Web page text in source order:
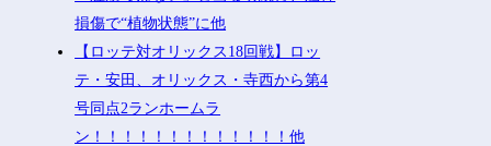
損傷で“植物状態”に他
【ロッテ対オリックス18回戦】ロッ
テ・安田、オリックス・寺西から第4
号同点2ランホームラ
ン！！！！！！！！！！！！！他